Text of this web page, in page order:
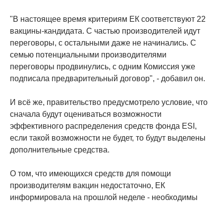
"В настоящее время критериям ЕК соответствуют 22
вакцины-кандидата. С частью производителей идут
переговоры, с остальными даже не начинались. С
семью потенциальными производителями
переговоры продвинулись, с одним Комиссия уже
подписала предварительный договор", - добавил он.
И всё же, правительство предусмотрело условие, что
сначала будут оцениваться возможности
эффективного распределения средств фонда ESI,
если такой возможности не будет, то будут выделены
дополнительные средства.
О том, что имеющихся средств для помощи
производителям вакцин недостаточно, ЕК
информировала на прошлой неделе - необходимы